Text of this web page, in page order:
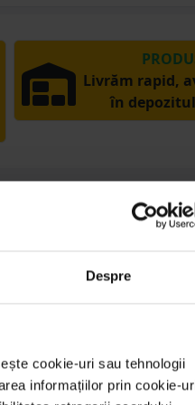
Despre
cookie-uri sau tehnologii
informațiilor prin cookie-
Livrăm rapid,
în